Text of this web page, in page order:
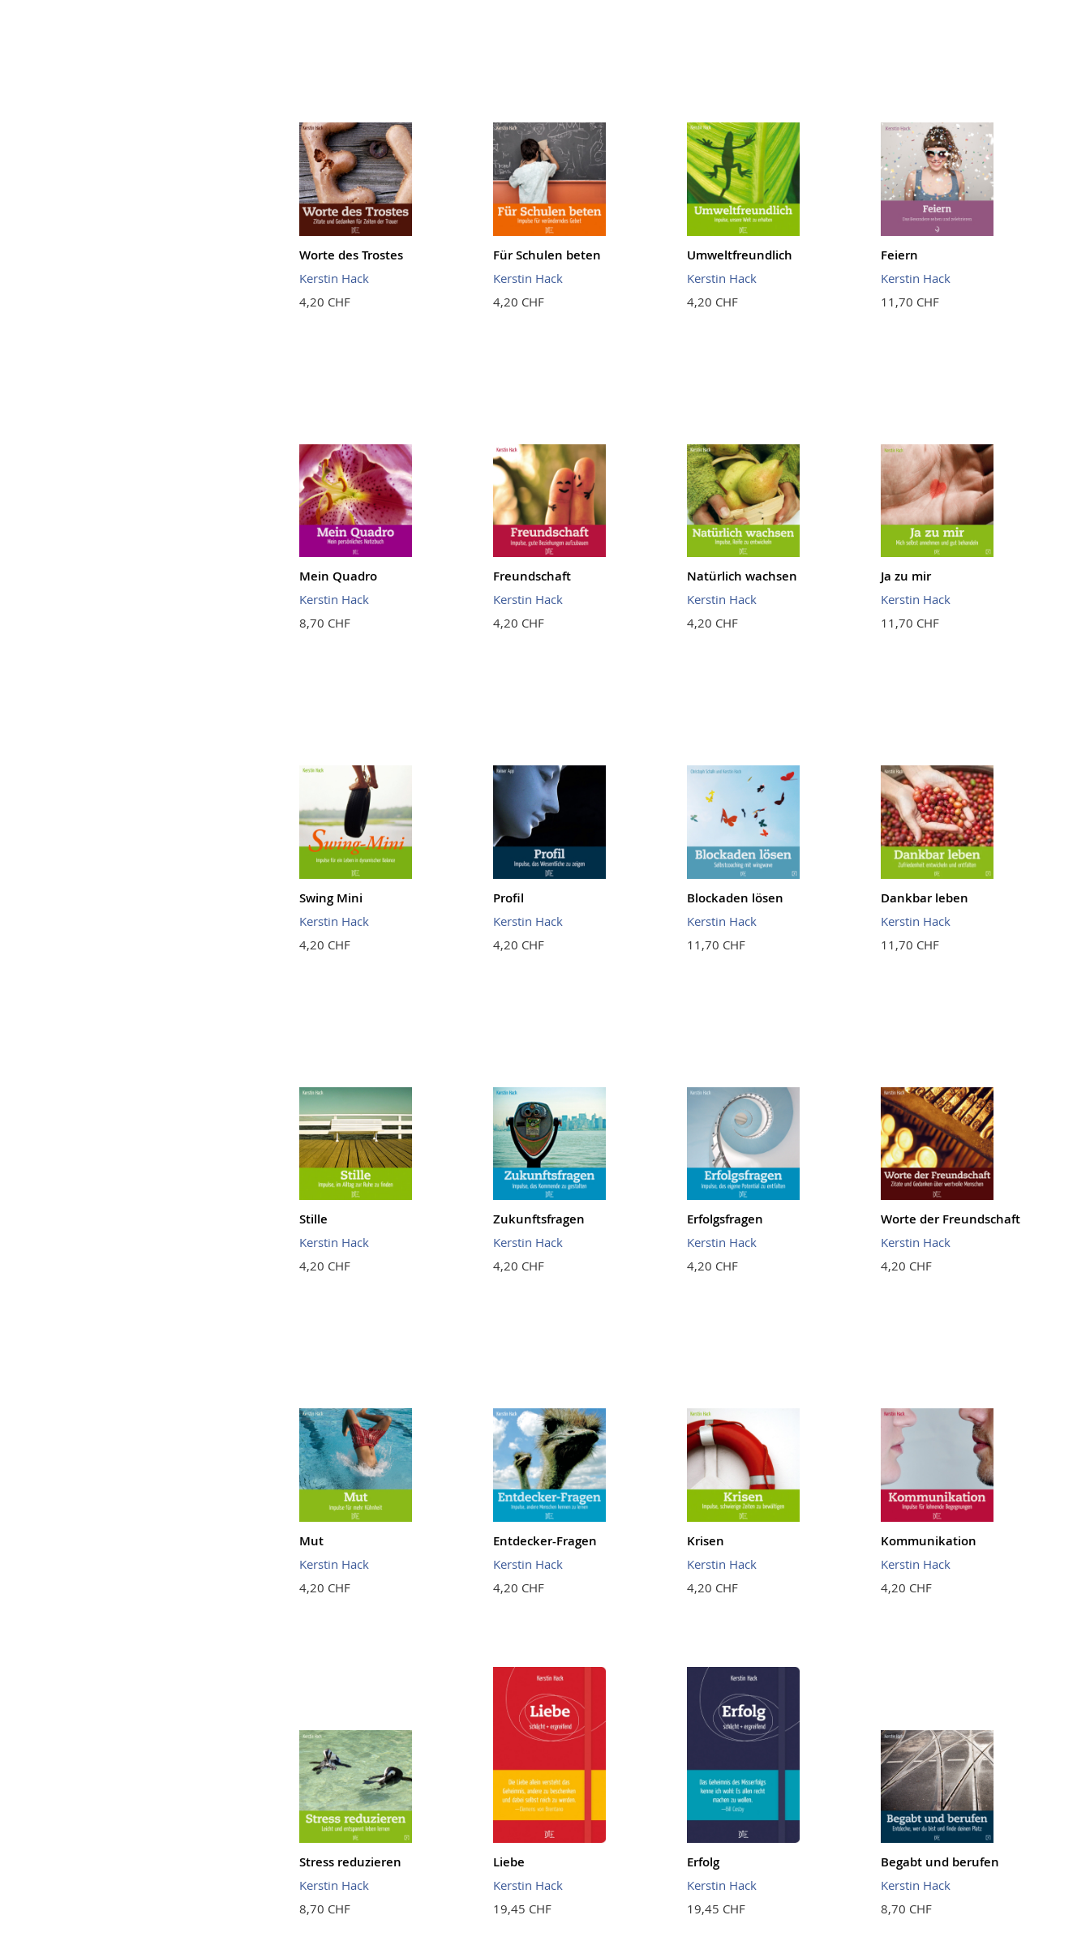
Worte des Trostes
Kerstin Hack
4,20 CHF
Für Schulen beten
Kerstin Hack
4,20 CHF
Umweltfreundlich
Kerstin Hack
4,20 CHF
Feiern
Kerstin Hack
11,70 CHF
Mein Quadro
Kerstin Hack
8,70 CHF
Freundschaft
Kerstin Hack
4,20 CHF
Natürlich wachsen
Kerstin Hack
4,20 CHF
Ja zu mir
Kerstin Hack
11,70 CHF
Swing Mini
Kerstin Hack
4,20 CHF
Profil
Kerstin Hack
4,20 CHF
Blockaden lösen
Kerstin Hack
11,70 CHF
Dankbar leben
Kerstin Hack
11,70 CHF
Stille
Kerstin Hack
4,20 CHF
Zukunftsfragen
Kerstin Hack
4,20 CHF
Erfolgsfragen
Kerstin Hack
4,20 CHF
Worte der Freundschaft
Kerstin Hack
4,20 CHF
Mut
Kerstin Hack
4,20 CHF
Entdecker-Fragen
Kerstin Hack
4,20 CHF
Krisen
Kerstin Hack
4,20 CHF
Kommunikation
Kerstin Hack
4,20 CHF
Stress reduzieren
Kerstin Hack
8,70 CHF
Liebe
Kerstin Hack
19,45 CHF
Erfolg
Kerstin Hack
19,45 CHF
Begabt und berufen
Kerstin Hack
8,70 CHF